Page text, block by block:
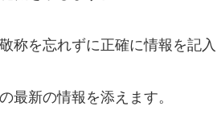
称を忘れずに正確に情報を記入
最新の情報を添えます。